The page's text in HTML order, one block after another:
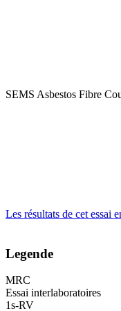
SEMS Asbestos Fibre
Les résultats de cet essai
Legende
MRC
Essai interlaboratoires
1s-RV